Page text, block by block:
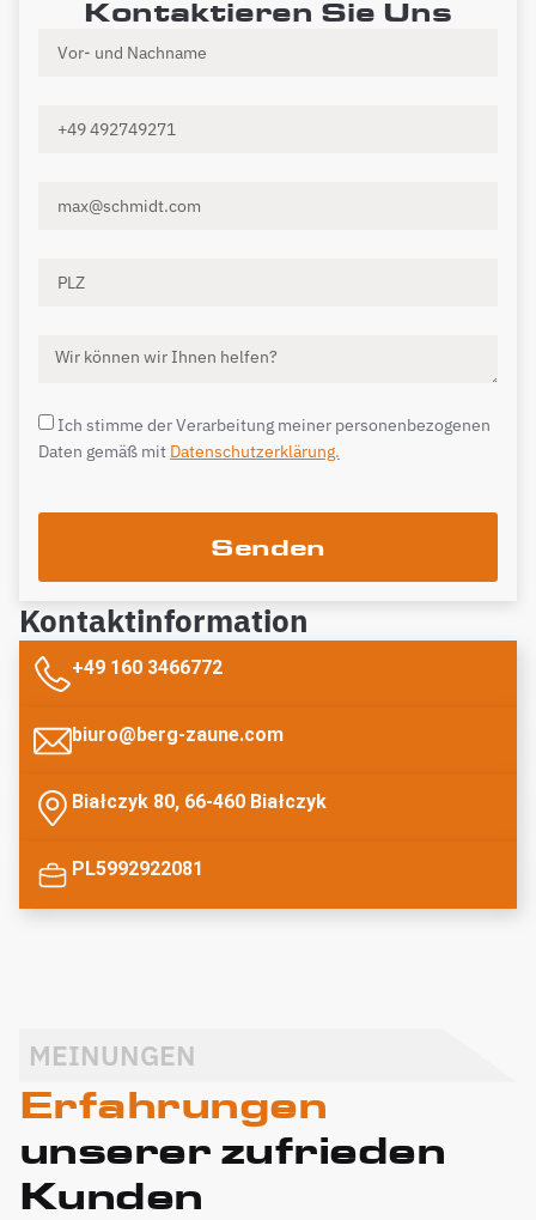
Kontaktieren Sie Uns
Ich stimme der Verarbeitung meiner personenbezogenen
Daten gemäß mit Datenschutzerklärung.
Senden
Kontaktinformation
+49 160 3466772
biuro@berg-zaune.com
Białczyk 80, 66-460 Białczyk
PL5992922081
Erfahrungen
unserer zufrieden
Kunden
MEINUNGEN